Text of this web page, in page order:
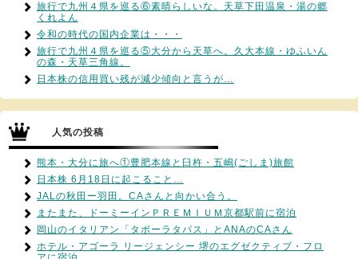
旅行で九州４県を巡る⑥素晴らしいな。天草下田温泉・湯の郷
くれよん
令和の時代の国内企業は・・・
旅行で九州４県を巡る⑤大分から天草へ。久大本線・ゆふいん
の森・天草三角線。
日本株の信用買い残が減少傾向と言うが…
人気の投稿
熊本・大分に旅へ①豊肥本線と臼杵・五嶋(ごしま)旅館
日本株 6月18日に起こること…
JALの秋田ー羽田。CAさんと向かい合う。
またまた、ドーミーインＰＲＥＭＩＵＭ京都駅前に宿泊
岡山のイタリアン「タボーラタパス」とANAのCAさん
ホテル・アゴーラ リージェンシー 堺のエグゼクティブ・フロ